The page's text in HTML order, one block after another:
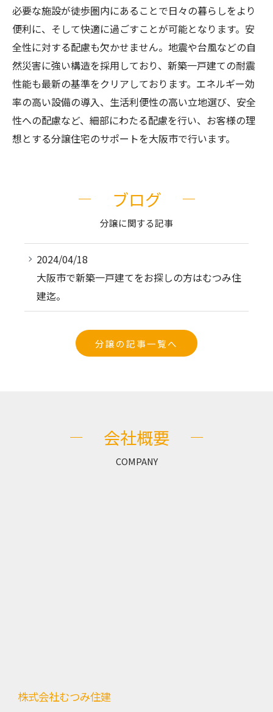
必要な施設が徒歩圏内にあることで日々の暮らしをより
便利に、そして快適に過ごすことが可能となります。安
全性に対する配慮も欠かせません。地震や台風などの自
然災害に強い構造を採用しており、新築一戸建ての耐震
性能も最新の基準をクリアしております。エネルギー効
率の高い設備の導入、生活利便性の高い立地選び、安全
性への配慮など、細部にわたる配慮を行い、お客様の理
想とする分譲住宅のサポートを大阪市で行います。
ブログ
分譲に関する記事
2024/04/18
大阪市で新築一戸建てをお探しの方はむつみ住
建迄。
分譲の記事一覧へ
会社概要
COMPANY
株式会社むつみ住建